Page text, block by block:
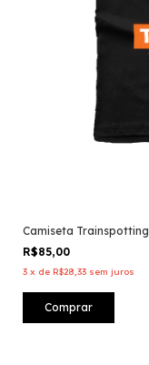
Camiseta Trainspotting
R$85,00
3 x de R$28,33 sem juros
Comprar